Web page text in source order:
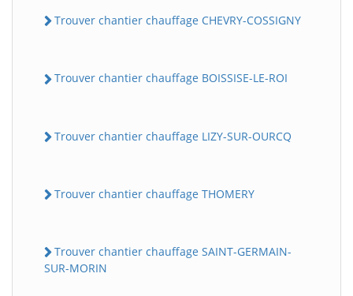
Trouver chantier chauffage CHEVRY-COSSIGNY
Trouver chantier chauffage BOISSISE-LE-ROI
Trouver chantier chauffage LIZY-SUR-OURCQ
Trouver chantier chauffage THOMERY
Trouver chantier chauffage SAINT-GERMAIN-
SUR-MORIN